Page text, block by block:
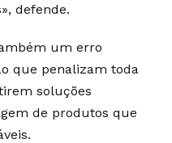
defende.
um erro
que penalizam toda
soluções
de produtos que